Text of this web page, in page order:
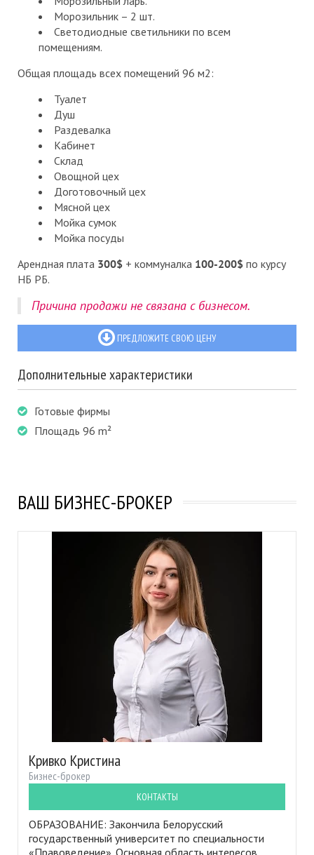
Морозильник – 2 шт.
Светодиодные светильники по всем
помещениям.
Общая площадь всех помещений 96 м2:
Туалет
Душ
Раздевалка
Кабинет
Склад
Овощной цех
Доготовочный цех
Мясной цех
Мойка сумок
Мойка посуды
Арендная плата 300$ + коммуналка 100-200$ по курсу
НБ РБ.
Причина продажи не связана с бизнесом.
ПРЕДЛОЖИТЕ СВОЮ ЦЕНУ
Дополнительные характеристики
Готовые фирмы
Площадь 96 m²
ВАШ БИЗНЕС-БРОКЕР
Кривко Кристина
Бизнес-брокер
КОНТАКТЫ
ОБРАЗОВАНИЕ: Закончила Белорусский
государственный университет по специальности
«Правоведение». Основная область интересов